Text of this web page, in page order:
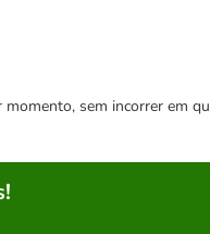
sem incorrer em